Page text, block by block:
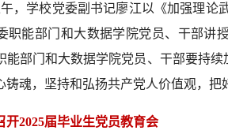
，学校党委副书记廖江以《加强理
职能部门和大数据学院党员、干部讲
能部门和大数据学院党员、干部要持
铸魂，坚持和弘扬共产党人价值观，
开2025届毕业生党员教育会